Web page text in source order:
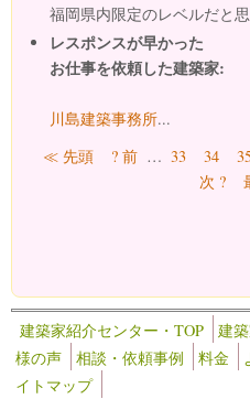
福岡県内限定のレベルだと
レスポンスが早かった
お仕事を依頼した建築家:
川島建築事務所...
ページ
≪ 先頭 ? 前 … 33 34
次 ?
建築家紹介センター・TOP 建
様の声
相談・依頼事例 料金
イトマップ